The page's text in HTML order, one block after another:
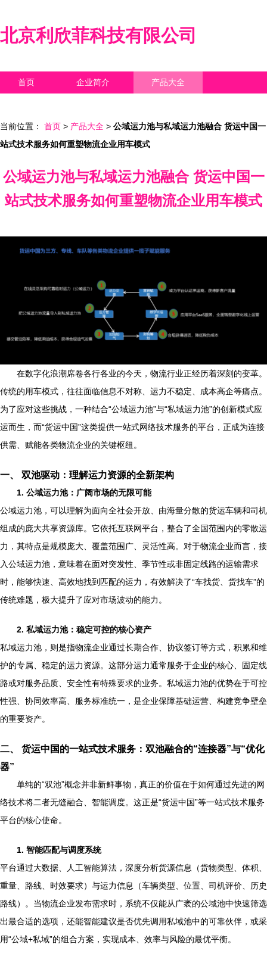
北京利欣菲科技有限公司
首页 企业简介 产品大全
当前位置： 首页 > 产品大全 > 公域运力池与私域运力池融合 货运中国一
站式技术服务如何重塑物流企业用车模式
公域运力池与私域运力池融合 货运中国一
站式技术服务如何重塑物流企业用车模式
在数字化浪潮席卷各行各业的今天，物流行业正经历着深刻的变革。
传统的用车模式，往往面临信息不对称、运力不稳定、成本高企等痛点。
为了应对这些挑战，一种结合“公域运力池”与“私域运力池”的创新模式应
运而生，而“货运中国”这类提供一站式网络技术服务的平台，正成为连接
供需、赋能各类物流企业的关键枢纽。
一、 双池驱动：理解运力资源的全新架构
1. 公域运力池：广阔市场的无限可能
公域运力池，可以理解为面向全社会开放、由海量分散的货运车辆和司机
组成的庞大共享资源库。它依托互联网平台，整合了全国范围内的零散运
力，其特点是规模庞大、覆盖范围广、灵活性高。对于物流企业而言，接
入公域运力池，意味着在面对突发性、季节性或非固定线路的运输需求
时，能够快速、高效地找到匹配的运力，有效解决了“车找货、货找车”的
传统难题，极大提升了应对市场波动的能力。
2. 私域运力池：稳定可控的核心资产
私域运力池，则是指物流企业通过长期合作、协议签订等方式，积累和维
护的专属、稳定的运力资源。这部分运力通常服务于企业的核心、固定线
路或对服务品质、安全性有特殊要求的业务。私域运力池的优势在于可控
性强、协同效率高、服务标准统一，是企业保障基础运营、构建竞争壁垒
的重要资产。
二、 货运中国的一站式技术服务：双池融合的“连接器”与“优化
器”
单纯的“双池”概念并非新鲜事物，真正的价值在于如何通过先进的网
络技术将二者无缝融合、智能调度。这正是“货运中国”等一站式技术服务
平台的核心使命。
1. 智能匹配与调度系统
平台通过大数据、人工智能算法，深度分析货源信息（货物类型、体积、
重量、路线、时效要求）与运力信息（车辆类型、位置、司机评价、历史
路线）。当物流企业发布需求时，系统不仅能从广袤的公域池中快速筛选
出最合适的选项，还能智能建议是否优先调用私域池中的可靠伙伴，或采
用“公域+私域”的组合方案，实现成本、效率与风险的最优平衡。